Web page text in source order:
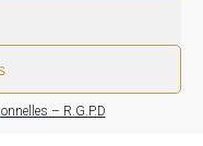
– R.G.P.D